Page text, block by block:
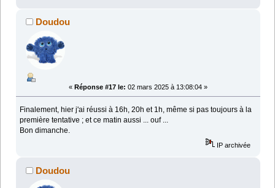
Doudou
« Réponse #17 le: 02 mars 2025 à 13:08:04 »
Finalement, hier j'ai réussi à 16h, 20h et 1h, même si pas toujours à la
première tentative ; et ce matin aussi ... ouf ...
Bon dimanche.
IP archivée
Doudou